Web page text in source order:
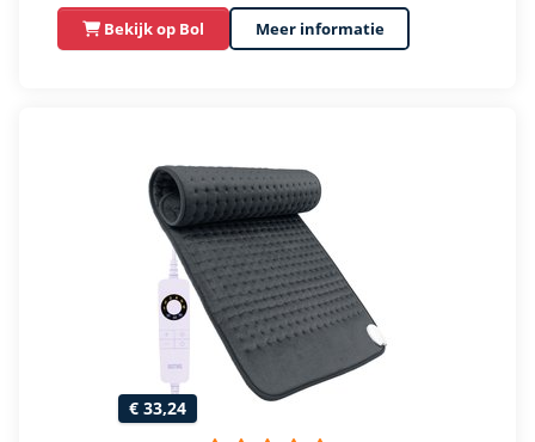
Bekijk op Bol Meer informatie
€ 33,24